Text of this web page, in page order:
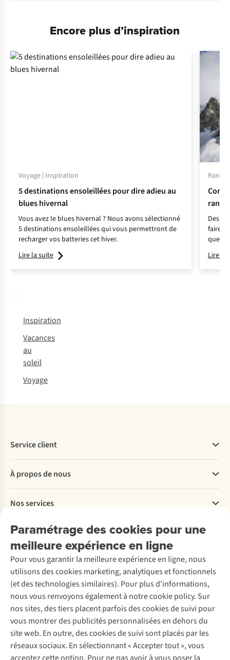
Encore plus d’inspiration
Voyage | Inspiration
5 destinations ensoleillées pour dire adieu au
blues hivernal
Vous avez le blues hivernal ? Nous avons sélectionné
5 destinations ensoleillées qui vous permettront de
recharger vos batteries cet hiver.
Lire la suite
Des
faire
quel
opter
en
choix.
Lire la
Inspiration
Vacances
au
soleil
Voyage
Paramétrage des cookies pour une
meilleure expérience en ligne
Pour vous garantir la meilleure expérience en ligne, nous
utilisons des cookies marketing, analytiques et fonctionnels
(et des technologies similaires). Pour plus d'informations,
nous vous renvoyons également à notre cookie policy. Sur
nos sites, des tiers placent parfois des cookies de suivi pour
vous montrer des publicités personnalisées en dehors du
site web. En outre, des cookies de suivi sont placés par les
réseaux sociaux. En sélectionnant « Accepter tout », vous
Service client
Commander
Payer
Livraison
Rétractation d'une commande
Entretien & réparations
Garantie
Contactez-nous
À propos de nous
Explore More
À propos d’Ayacucho
Nos magasins
À propos d’A.S.Adventure
Déclaration d'accessibilité
Nos services
Location / Location sports d’hiver
Entretien de ski
Service de lavage
Entretien de chaussures
Réparation de chaussures
Réparation de vêtements
Retouches
Pour les entreprises
Découvrez
A.S.Magazine
Explore Camp
Gear Check
Expertise & conseils
Abonnez-vous à la newsletter
Suivez-nous